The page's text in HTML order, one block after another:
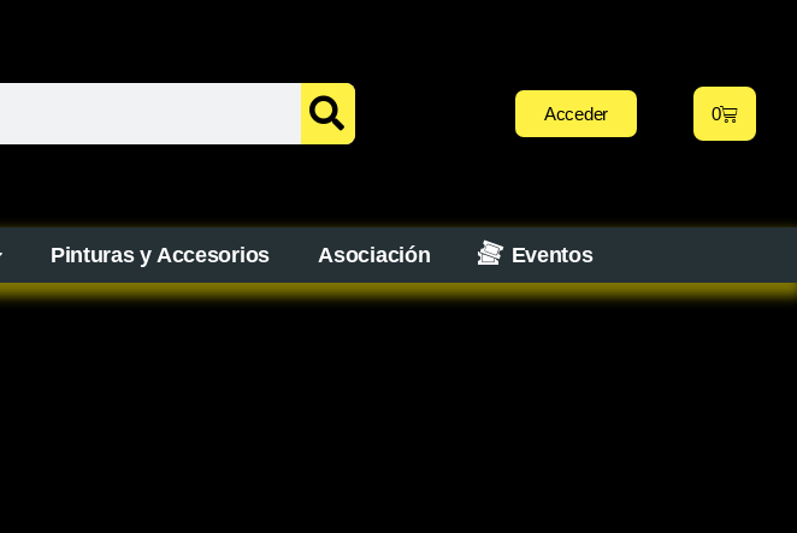
Acceder 0
Pinturas y Accesorios Asociación Eventos